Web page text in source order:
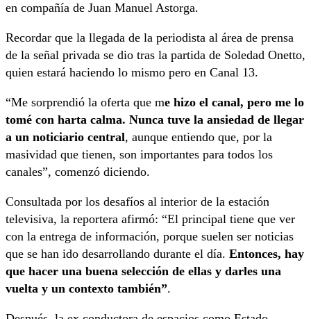
en compañía de Juan Manuel Astorga.
Recordar que la llegada de la periodista al área de prensa
de la señal privada se dio tras la partida de Soledad Onetto,
quien estará haciendo lo mismo pero en Canal 13.
“Me sorprendió la oferta que me hizo el canal, pero me lo
tomé con harta calma. Nunca tuve la ansiedad de llegar
a un noticiario central, aunque entiendo que, por la
masividad que tienen, son importantes para todos los
canales”, comenzó diciendo.
Consultada por los desafíos al interior de la estación
televisiva, la reportera afirmó: “El principal tiene que ver
con la entrega de información, porque suelen ser noticias
que se han ido desarrollando durante el día. Entonces, hay
que hacer una buena selección de ellas y darles una
vuelta y un contexto también”.